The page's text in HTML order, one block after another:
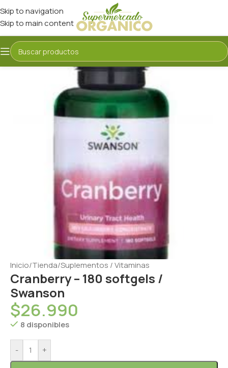
Skip to navigation
Skip to main content
Inicio/Tienda/Suplementos / Vitaminas
Cranberry – 180 softgels /
Swanson
$26.990
8 disponibles
- +